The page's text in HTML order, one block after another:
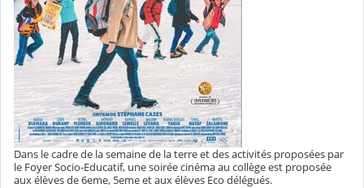
Dans le cadre de la semaine de la terre et des activités proposées par
le Foyer Socio-Educatif, une soirée cinéma au collège est proposée
aux élèves de 6eme, 5eme et aux élèves Eco délégués.